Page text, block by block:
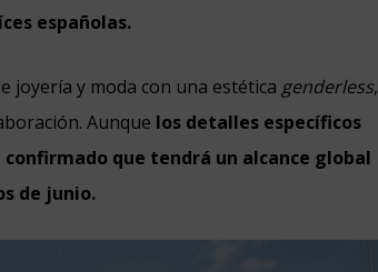
españolas.
joyería y moda con una estética genderless,
Aunque los detalles específicos
confirmado que tendrá un alcance global
de junio.